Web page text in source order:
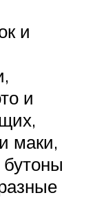
и
и
маки,